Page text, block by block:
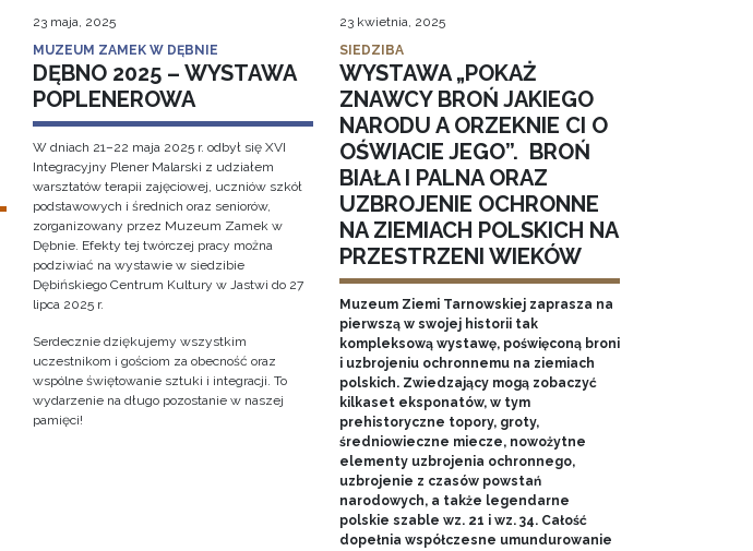
23 maja, 2025
MUZEUM ZAMEK W DĘBNIE
DĘBNO 2025 – WYSTAWA
POPLENEROWA
W dniach 21–22 maja 2025 r. odbył się XVI
Integracyjny Plener Malarski z udziałem
warsztatów terapii zajęciowej, uczniów szkół
podstawowych i średnich oraz seniorów,
zorganizowany przez Muzeum Zamek w
Dębnie. Efekty tej twórczej pracy można
podziwiać na wystawie w siedzibie
Dębińskiego Centrum Kultury w Jastwi do 27
lipca 2025 r.
Serdecznie dziękujemy wszystkim
uczestnikom i gościom za obecność oraz
wspólne świętowanie sztuki i integracji. To
wydarzenie na długo pozostanie w naszej
pamięci!
23 kwietnia, 2025
SIEDZIBA
WYSTAWA „POKAŻ
ZNAWCY BROŃ JAKIEGO
NARODU A ORZEKNIE CI O
OŚWIACIE JEGO”. BROŃ
BIAŁA I PALNA ORAZ
UZBROJENIE OCHRONNE
NA ZIEMIACH POLSKICH NA
PRZESTRZENI WIEKÓW
Muzeum Ziemi Tarnowskiej zaprasza na
pierwszą w swojej historii tak
kompleksową wystawę, poświęconą broni
i uzbrojeniu ochronnemu na ziemiach
polskich. Zwiedzający mogą zobaczyć
kilkaset eksponatów, w tym
prehistoryczne topory, groty,
średniowieczne miecze, nowożytne
elementy uzbrojenia ochronnego,
uzbrojenie z czasów powstań
narodowych, a także legendarne
polskie szable wz. 21 i wz. 34. Całość
dopełnia współczesne umundurowanie